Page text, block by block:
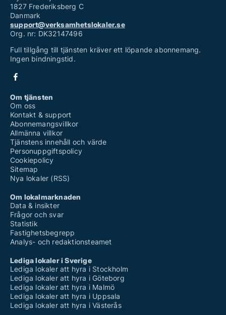
1827 Frederiksberg C
Danmark
support@verksamhetslokaler.se
Org. nr: DK32147496
Full tillgång till tjänsten kräver ett löpande abonnemang.
Ingen bindningstid.
Om tjänsten
Om oss
Kontakt & support
Abonnemangsvillkor
Allmänna villkor
Tjänstens innehåll och värde
Personuppgiftspolicy
Cookiepolicy
Sitemap
Nya lokaler (RSS)
Om lokalmarknaden
Data & insikter
Frågor och svar
Statistik
Fastighetsbegrepp
Analys- och redaktionsteamet
Lediga lokaler i Sverige
Lediga lokaler att hyra i Stockholm
Lediga lokaler att hyra i Göteborg
Lediga lokaler att hyra i Malmö
Lediga lokaler att hyra i Uppsala
Lediga lokaler att hyra i Västerås